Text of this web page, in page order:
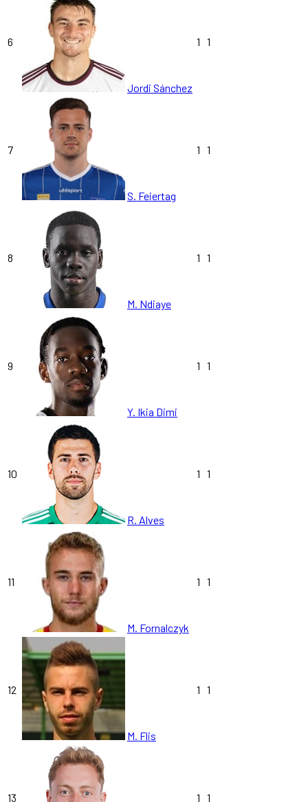
6
Jordi Sánchez
1 1
7
S. Feiertag
1 1
8
M. Ndiaye
1 1
9
Y. Ikia Dimi
1 1
10
R. Alves
1 1
11
M. Fornalczyk
1 1
12
M. Flis
1 1
13 1 1